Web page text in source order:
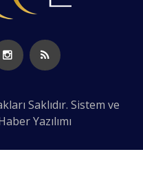
Saklıdır. Sistem ve
Yazılımı